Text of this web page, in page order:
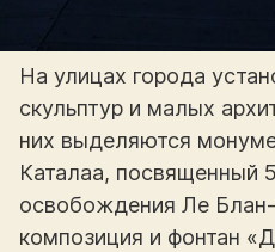
На улицах города
скульптур и малых
них выделяются
Каталаа, посвященный
освобождения Ле
композиция и фонтан